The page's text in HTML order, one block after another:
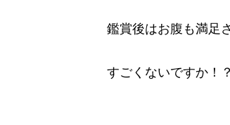
鑑賞後はお腹も満足
すごくないですか！